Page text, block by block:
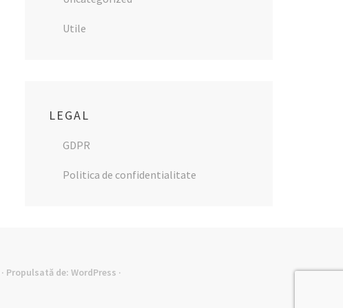
Utile
LEGAL
GDPR
Politica de confidentialitate
· Propulsată de: WordPress ·